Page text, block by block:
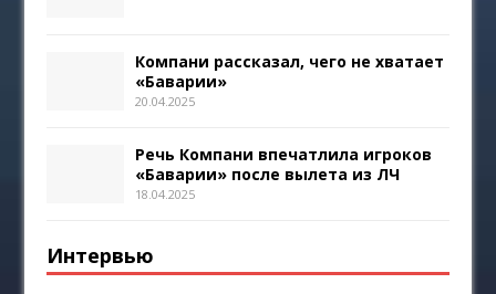
Компани рассказал, чего не хватает
«Баварии»
20.04.2025
Речь Компани впечатлила игроков
«Баварии» после вылета из ЛЧ
18.04.2025
Интервью